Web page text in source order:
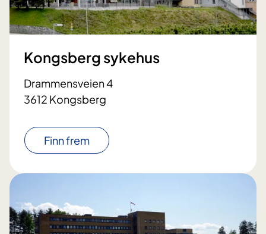
Kongsberg sykehus
Drammensveien 4
3612 Kongsberg
Finn frem